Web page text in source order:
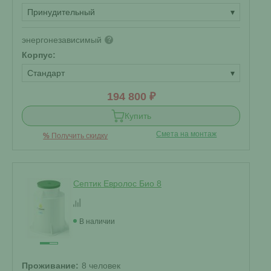
Принудительный
▾
энергонезависимый ?
Корпус:
Стандарт
▾
194 800 ₽
Купить
% Получить скидку Смета на монтаж
Септик Евролос Био 8
В наличии
Проживание: 8 человек